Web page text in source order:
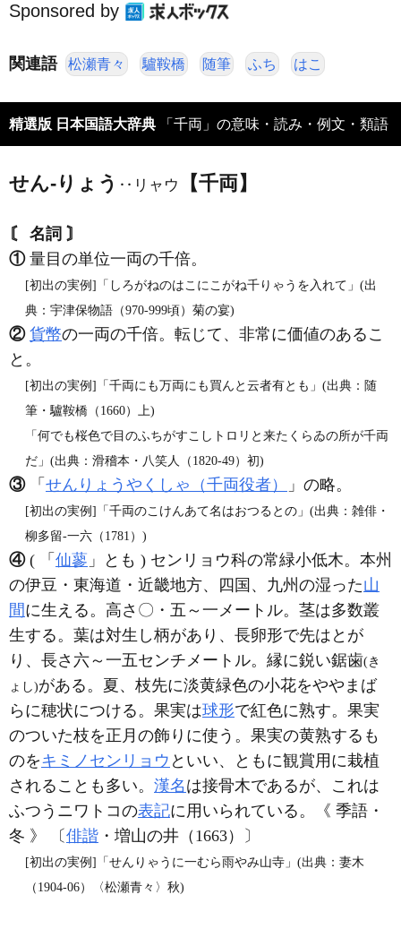
Sponsored by
関連語 松瀬青々 驢鞍橋 随筆 ふち はこ
精選版 日本国語大辞典 「千両」の意味・読み・例文・類語
せん‐りょう ‥リャウ 【千両】
〘 名詞 〙
①量目の単位一両の千倍。
[初出の実例]「しろがねのはこにこがね千りゃうを入れて」(出
典：宇津保物語（970‐999頃）菊の宴)
② 貨幣の一両の千倍。転じて、非常に価値のあるこ
と。
[初出の実例]「千両にも万両にも買んと云者有とも」(出典：随
筆・驢鞍橋（1660）上)
「何でも桜色で目のふちがすこしトロリと来たくらゐの所が千両
だ」(出典：滑稽本・八笑人（1820‐49）初)
③「 せんりょうやくしゃ（千両役者） 」の略。
[初出の実例]「千両のこけんあて名はおつるとの」(出典：雑俳・
柳多留‐一六（1781）)
④( 「 仙蓼 」とも ) センリョウ科の常緑小低木。本州
の伊豆・東海道・近畿地方、四国、九州の湿った山
間に生える。高さ〇・五～一メートル。茎は多数叢
生する。葉は対生し柄があり、長卵形で先はとが
り、長さ六～一五センチメートル。縁に鋭い鋸歯(き
ょし)がある。夏、枝先に淡黄緑色の小花をややまば
らに穂状につける。果実は球形で紅色に熟す。果実
のついた枝を正月の飾りに使う。果実の黄熟するも
のをキミノセンリョウ といい、ともに観賞用に栽植
されることも多い。 漢名 は接骨木であるが、これは
ふつうニワトコの表記に用いられている。《 季語・
冬 》 〔 俳諧 ・増山の井（1663）〕
[初出の実例]「せんりゃうに一むら雨やみ山寺」(出典：妻木
（1904‐06）〈松瀬青々〉秋)